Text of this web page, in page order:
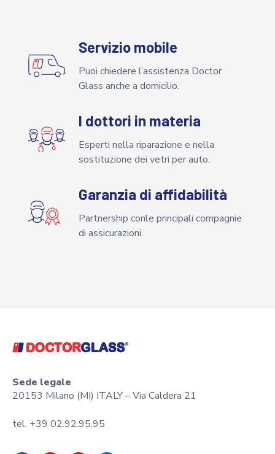
Servizio mobile
Puoi chiedere l’assistenza Doctor
Glass anche a domicilio.
I dottori in materia
Esperti nella riparazione e nella
sostituzione dei vetri per auto.
Garanzia di affidabilità
Partnership conle principali compagnie
di assicurazioni.
Sede legale
20153 Milano (MI) ITALY – Via Caldera 21
tel. +39 02.92.95.95